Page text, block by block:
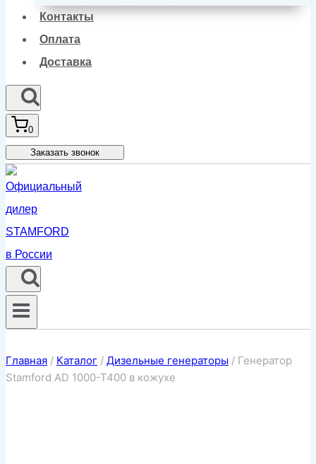
Контакты
Оплата
Доставка
0
Заказать звонок
Главная / Каталог / Дизельные генераторы / Генератор
Stamford AD 1000-T400 в кожухе